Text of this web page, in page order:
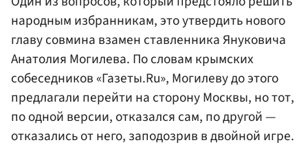
народным избранникам, это утвердить нового
главу совмина взамен ставленника Януковича
Анатолия Могилева. По словам крымских
собеседников «Газеты.Ru», Могилеву до этого
предлагали перейти на сторону Москвы, но тот,
по одной версии, отказался сам, по другой —
отказались от него, заподозрив в двойной игре.